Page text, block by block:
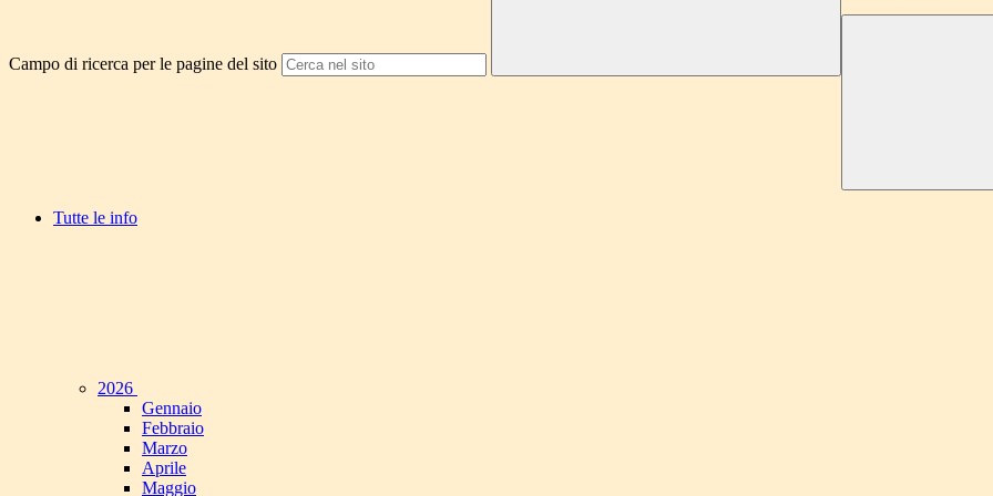
Campo di ricerca per le pagine del sito
Tutte le info
2026
Gennaio
Febbraio
Marzo
Aprile
Maggio